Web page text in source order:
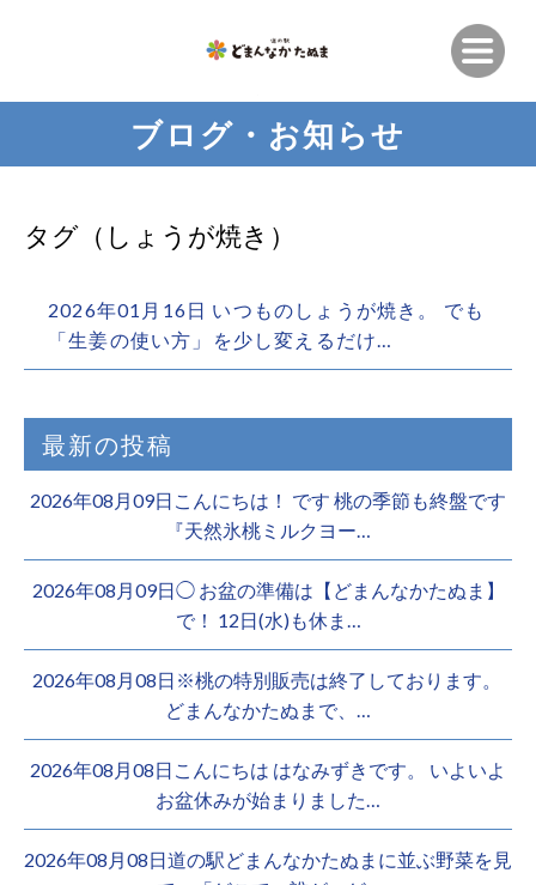
ブログ・お知らせ
タグ（しょうが焼き）
2026年01月16日 いつものしょうが焼き。 でも
「生姜の使い方」を少し変えるだけ…
最新の投稿
2026年08月09日こんにちは！ です 桃の季節も終盤です
『天然氷桃ミルクヨー…
2026年08月09日◯ お盆の準備は【どまんなかたぬま】
で！ 12日(水)も休ま…
2026年08月08日※桃の特別販売は終了しております。 ️
どまんなかたぬまで、…
2026年08月08日こんにちは はなみずきです。 いよいよ
お盆休みが始まりました…
2026年08月08日道の駅どまんなかたぬまに並ぶ野菜を見